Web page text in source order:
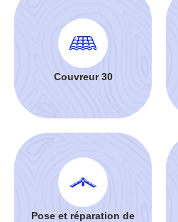
Couvreur 30
Pose et réparation de